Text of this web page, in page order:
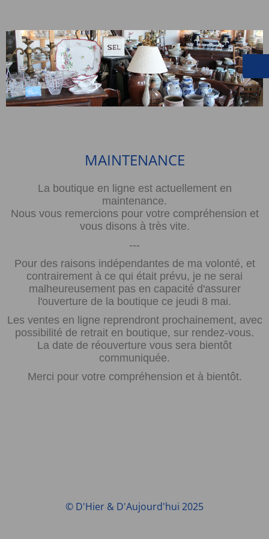
MAINTENANCE
La boutique en ligne est actuellement en
maintenance.
Nous vous remercions pour votre compréhension et
vous disons à très vite.
---
Pour des raisons indépendantes de ma volonté, et
contrairement à ce qui était prévu, je ne serai
malheureusement pas en capacité d'assurer
l'ouverture de la boutique ce jeudi 8 mai.
Les ventes en ligne reprendront prochainement, avec
possibilité de retrait en boutique, sur rendez-vous.
La date de réouverture vous sera bientôt
communiquée.
Merci pour votre compréhension et à bientôt.
© D'Hier & D'Aujourd'hui 2025